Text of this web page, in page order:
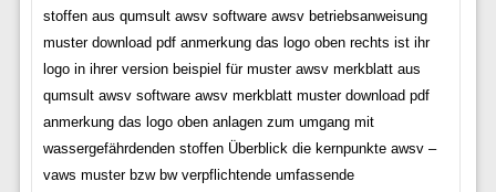
stoffen aus qumsult awsv software awsv betriebsanweisung
muster download pdf anmerkung das logo oben rechts ist ihr
logo in ihrer version beispiel für muster awsv merkblatt aus
qumsult awsv software awsv merkblatt muster download pdf
anmerkung das logo oben anlagen zum umgang mit
wassergefährdenden stoffen Überblick die kernpunkte awsv –
vaws muster bzw bw verpflichtende umfassende